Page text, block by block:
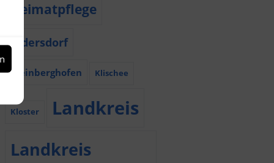
Heimatpflege
Indersdorf
Kleinberghofen Klischee
Kloster Landkreis
Landkreis